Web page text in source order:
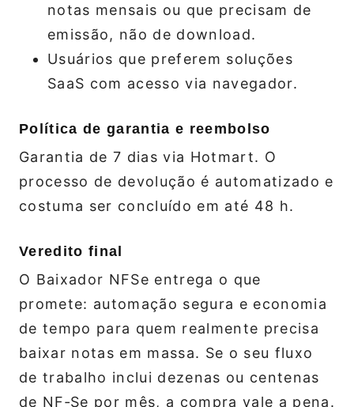
notas mensais ou que precisam de
emissão, não de download.
Usuários que preferem soluções
SaaS com acesso via navegador.
Política de garantia e reembolso
Garantia de 7 dias via Hotmart. O
processo de devolução é automatizado e
costuma ser concluído em até 48 h.
Veredito final
O Baixador NFSe entrega o que
promete: automação segura e economia
de tempo para quem realmente precisa
baixar notas em massa. Se o seu fluxo
de trabalho inclui dezenas ou centenas
de NF‑Se por mês, a compra vale a pena.